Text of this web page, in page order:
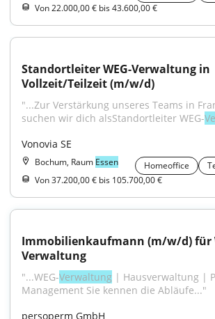
Von 22.000,00 € bis 43.600,00 €
Standortleiter WEG-Verwaltung in
Vollzeit/Teilzeit (m/w/d)
"...Zur Verstärkung unseres Teams in
suchen wir dich alsStandortleiter WEG-
Vonovia SE
Bochum, Raum Essen Homeoffice
Von 37.200,00 € bis 105.700,00 €
Immobilienkaufmann (m/w/d) für
Verwaltung
"...WEG-Verwaltung | Hausverwaltung |
Management Sie kennen die Abläufe..."
persoperm GmbH